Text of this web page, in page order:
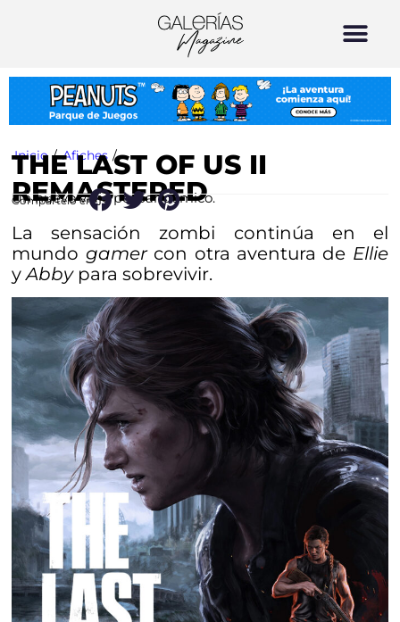
Inicio / Afiches /
THE LAST OF US II
REMASTERED
Un nuevo viaje pospandémico.
Compártelo en:
La sensación zombi continúa en el
mundo gamercon otra aventura de Ellie
yAbbypara sobrevivir.